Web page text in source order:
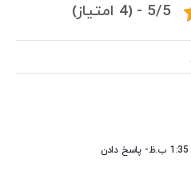
5/5 - (4 امتیاز)
- پاسخ دادن